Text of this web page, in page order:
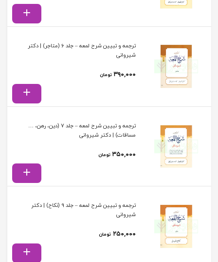
ترجمه و تبیین شرح لمعه – جلد 6 (متاجر) | دکتر
شیروانی
۳۹۰,۰۰۰ تومان
ترجمه و تبیین شرح لمعه – جلد 7 (دین، رهن، …
مساقات) | دکتر شیروانی
۳۵۰,۰۰۰ تومان
ترجمه و تبیین شرح لمعه – جلد 9 (نکاح) | دکتر
شیروانی
۲۵۰,۰۰۰ تومان